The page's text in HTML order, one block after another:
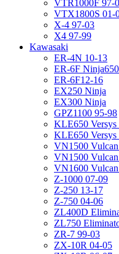
VTR1000F 97-
VTX1800S 01-
X-4 97-03
X4 97-99
Kawasaki
ER-4N 10-13
ER-6F
ER-6F12-16
EX250 Ninja
EX300 Ninja
GPZ1100 95-98
KLE650 Versys
KLE650 Versys
VN1500
VN1500
VN1600
Z-1000 07-09
Z-250 13-17
Z-750 04-06
ZL400D
ZL750
ZR-7 99-03
ZX-10R 04-05